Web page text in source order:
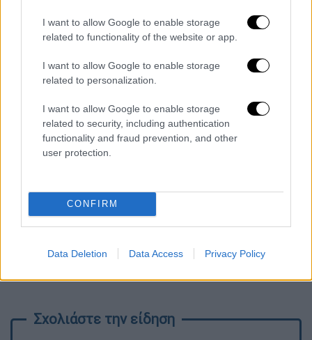
I want to allow Google to enable storage
related to functionality of the website or app.
I want to allow Google to enable storage
related to personalization.
I want to allow Google to enable storage
related to security, including authentication
functionality and fraud prevention, and other
user protection.
CONFIRM
Data Deletion Data Access Privacy Policy